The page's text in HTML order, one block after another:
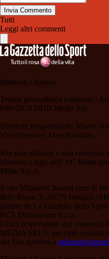
Invia Commento
Tutti
Leggi altri commenti
Milanisti Channel
Testata giornalistica registrata -
6/06/2024 DDD Media Srls
Direttore Responsabile: Marco
Vice Direttore: Max Bambara.
Sito non ufficiale e non connesso
Marchio e logo dell' AC Milan
Milan S.p.A.
Il sito MilanistiChannel.com di
delle Risaie 3, 20079 Basiglio
partner de La Gazzetta dello
RCS Mediagroup S.p.a..
Unico responsabile dei contenuti
MEDIA SRLS; per ogni
del Sito scrivere a